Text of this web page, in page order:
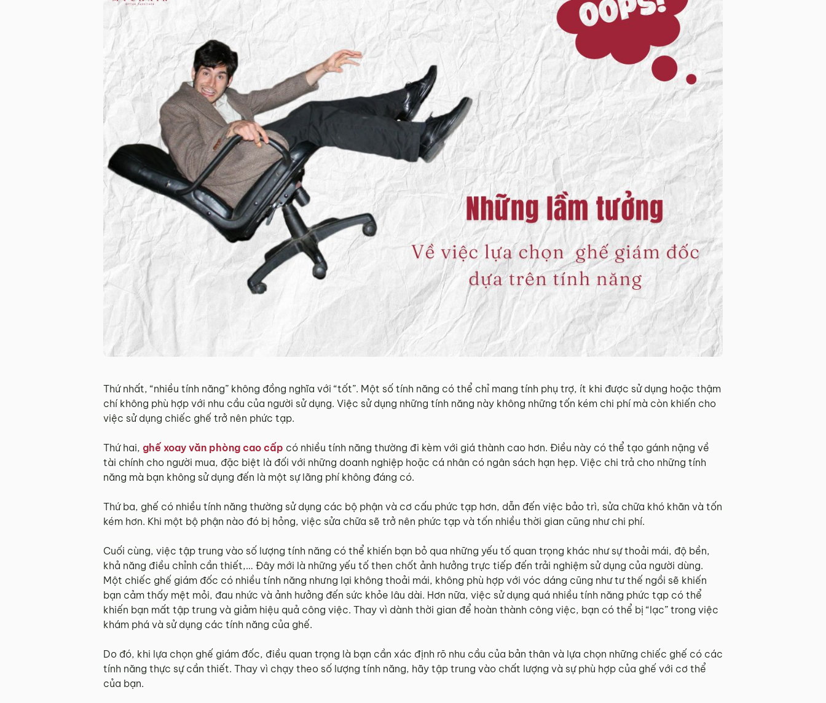
Thứ nhất, “nhiều tính năng” không đồng nghĩa với “tốt”. Một số tính năng có thể chỉ mang tính phụ trợ, ít khi được sử dụng hoặc thậm
chí không phù hợp với nhu cầu của người sử dụng. Việc sử dụng những tính năng này không những tốn kém chi phí mà còn khiến cho
việc sử dụng chiếc ghế trở nên phức tạp.
Thứ hai, ghế xoay văn phòng cao cấp có nhiều tính năng thường đi kèm với giá thành cao hơn. Điều này có thể tạo gánh nặng về
tài chính cho người mua, đặc biệt là đối với những doanh nghiệp hoặc cá nhân có ngân sách hạn hẹp. Việc chi trả cho những tính
năng mà bạn không sử dụng đến là một sự lãng phí không đáng có.
Thứ ba, ghế có nhiều tính năng thường sử dụng các bộ phận và cơ cấu phức tạp hơn, dẫn đến việc bảo trì, sửa chữa khó khăn và tốn
kém hơn. Khi một bộ phận nào đó bị hỏng, việc sửa chữa sẽ trở nên phức tạp và tốn nhiều thời gian cũng như chi phí.
Cuối cùng, việc tập trung vào số lượng tính năng có thể khiến bạn bỏ qua những yếu tố quan trọng khác như sự thoải mái, độ bền,
khả năng điều chỉnh cần thiết,… Đây mới là những yếu tố then chốt ảnh hưởng trực tiếp đến trải nghiệm sử dụng của người dùng.
Một chiếc ghế giám đốc có nhiều tính năng nhưng lại không thoải mái, không phù hợp với vóc dáng cũng như tư thế ngồi sẽ khiến
bạn cảm thấy mệt mỏi, đau nhức và ảnh hưởng đến sức khỏe lâu dài. Hơn nữa, việc sử dụng quá nhiều tính năng phức tạp có thể
khiến bạn mất tập trung và giảm hiệu quả công việc. Thay vì dành thời gian để hoàn thành công việc, bạn có thể bị “lạc” trong việc
khám phá và sử dụng các tính năng của ghế.
Do đó, khi lựa chọn ghế giám đốc, điều quan trọng là bạn cần xác định rõ nhu cầu của bản thân và lựa chọn những chiếc ghế có các
tính năng thực sự cần thiết. Thay vì chạy theo số lượng tính năng, hãy tập trung vào chất lượng và sự phù hợp của ghế với cơ thể
của bạn.